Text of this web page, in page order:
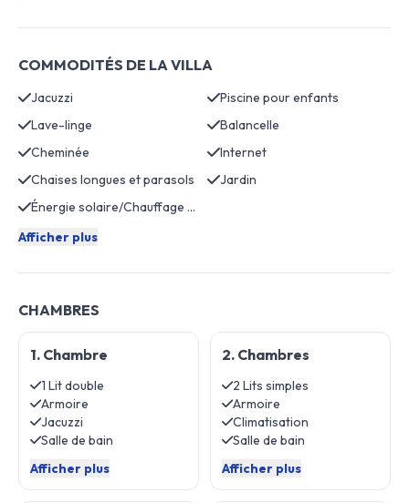
COMMODITÉS DE LA VILLA
Jacuzzi
Piscine pour enfants
Lave-linge
Balancelle
Cheminée
Internet
Chaises longues et parasols
Jardin
Énergie solaire/Chauffage de l'eau
Afficher plus
CHAMBRES
1. Chambre
1 Lit double
Armoire
Jacuzzi
Salle de bain
Afficher plus
2. Chambres
2 Lits simples
Armoire
Climatisation
Salle de bain
Afficher plus